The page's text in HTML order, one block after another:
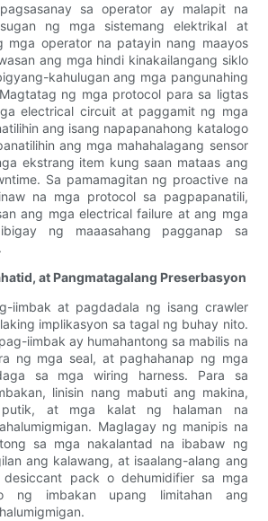
sa operator ay malapit na
ng mga sistemang elektrikal at
mga operator na patayin nang maayos
ang mga hindi kinakailangang siklo
kahulugan ang mga pangunahing
ng mga protocol para sa ligtas
electrical circuit at paggamit ng mga
ang isang napapanahong katalogo
ang mga mahahalagang sensor
ekstrang item kung saan mataas ang
Sa pamamagitan ng proactive na
na mga protocol sa pagpapanatili,
ang mga electrical failure at ang mga
ng maaasahang pagganap sa
at Pangmatagalang Preserbasyon
iimbak at pagdadala ng isang crawler
implikasyon sa tagal ng buhay nito.
iimbak ay humahantong sa mabilis na
ng mga seal, at paghahanap ng mga
sa mga wiring harness. Para sa
linisin nang mabuti ang makina,
at mga kalat ng halaman na
Maglagay ng manipis na
sa mga nakalantad na ibabaw ng
ang kalawang, at isaalang-alang ang
pack o dehumidifier sa mga
ng imbakan upang limitahan ang